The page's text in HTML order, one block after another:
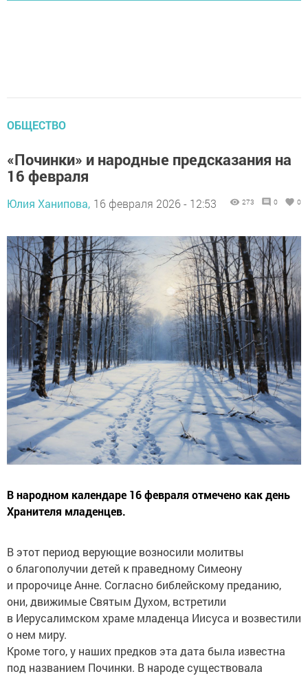
ОБЩЕСТВО
«Починки» и народные предсказания на
16 февраля
Юлия Ханипова, 16 февраля 2026 - 12:53 273 0 0
В народном календаре 16 февраля отмечено как день
Хранителя младенцев.
В этот период верующие возносили молитвы
о благополучии детей к праведному Симеону
и пророчице Анне. Согласно библейскому преданию,
они, движимые Святым Духом, встретили
в Иерусалимском храме младенца Иисуса и возвестили
о нем миру.
Кроме того, у наших предков эта дата была известна
под названием Починки. В народе существовала